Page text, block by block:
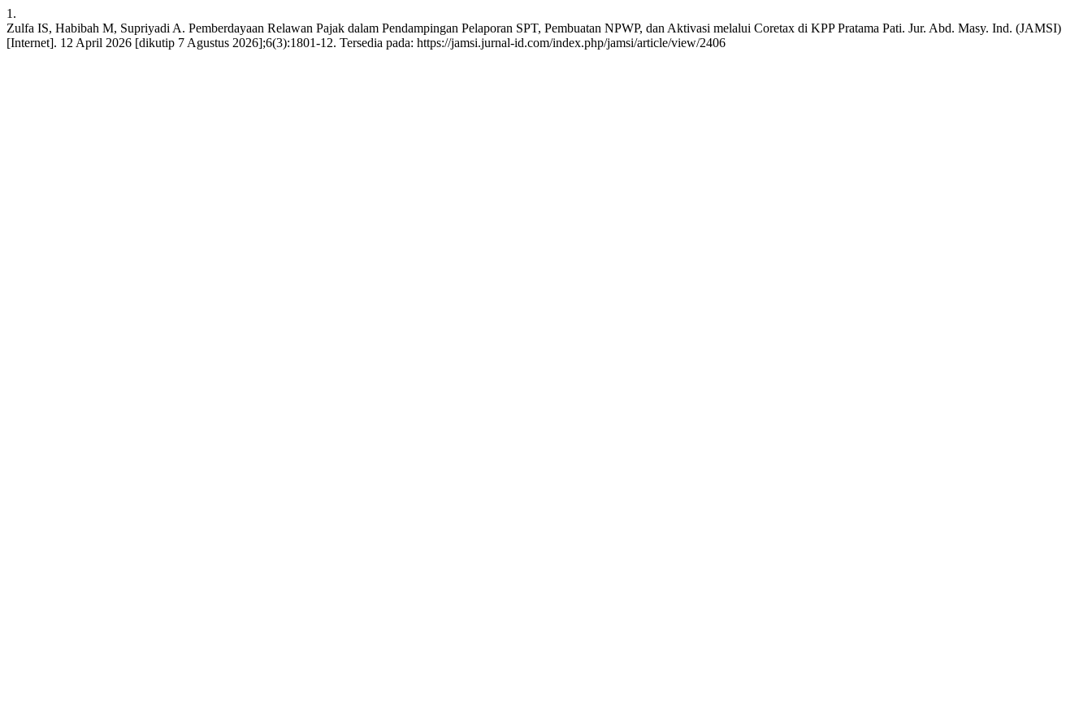
1.
Zulfa IS, Habibah M, Supriyadi A. Pemberdayaan Relawan Pajak dalam Pendampingan Pelaporan SPT, Pembuatan NPWP, dan Aktivasi melalui Coretax di KPP Pratama Pati. Jur. Abd. Masy. Ind. (JAMSI)
[Internet]. 12 April 2026 [dikutip 7 Agustus 2026];6(3):1801-12. Tersedia pada: https://jamsi.jurnal-id.com/index.php/jamsi/article/view/2406